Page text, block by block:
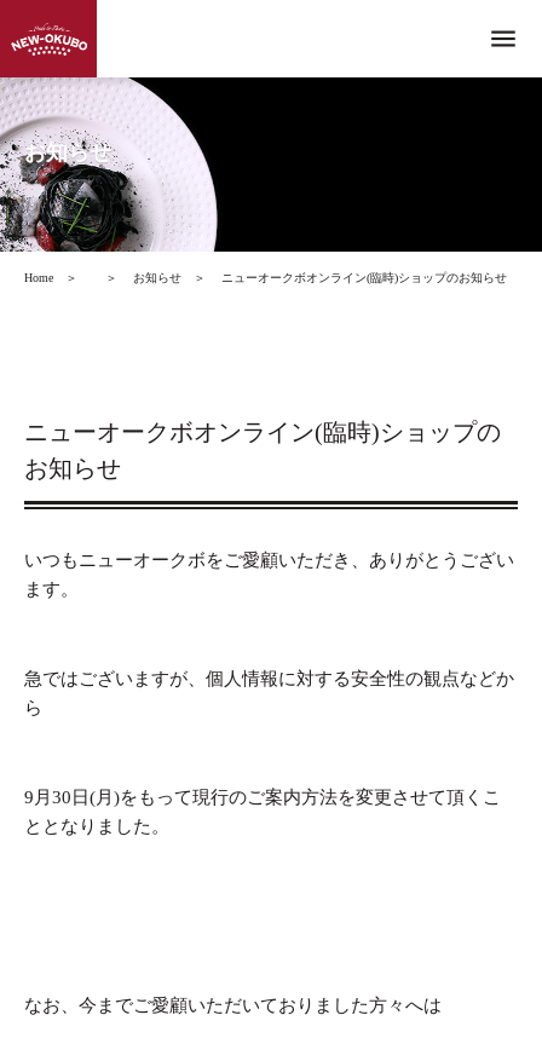
menu
お知らせ
Home ＞ ＞ お知らせ ＞ ニューオークボオンライン(臨時)ショップのお知らせ
ニューオークボオンライン(臨時)ショップの
お知らせ
いつもニューオークボをご愛顧いただき、ありがとうござい
ます。
急ではございますが、個人情報に対する安全性の観点などか
ら
9月30日(月)をもって現行のご案内方法を変更させて頂くこ
ととなりました。
なお、今までご愛顧いただいておりました方々へは